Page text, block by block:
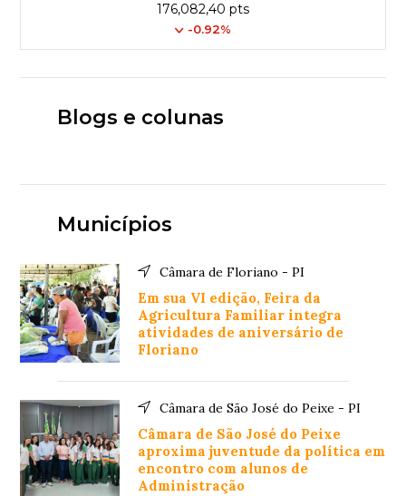
176,082,40 pts
-0.92%
Blogs e colunas
Municípios
Câmara de Floriano - PI
Em sua VI edição, Feira da
Agricultura Familiar integra
atividades de aniversário de
Floriano
Câmara de São José do Peixe - PI
Câmara de São José do Peixe
aproxima juventude da política em
encontro com alunos de
Administração